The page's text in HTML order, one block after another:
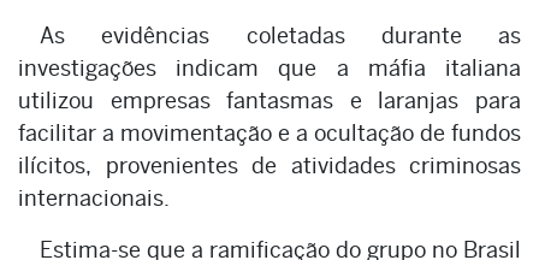
As evidências coletadas durante as
investigações indicam que a máfia italiana
utilizou empresas fantasmas e laranjas para
facilitar a movimentação e a ocultação de fundos
ilícitos, provenientes de atividades criminosas
internacionais.
Estima-se que a ramificação do grupo no Brasil